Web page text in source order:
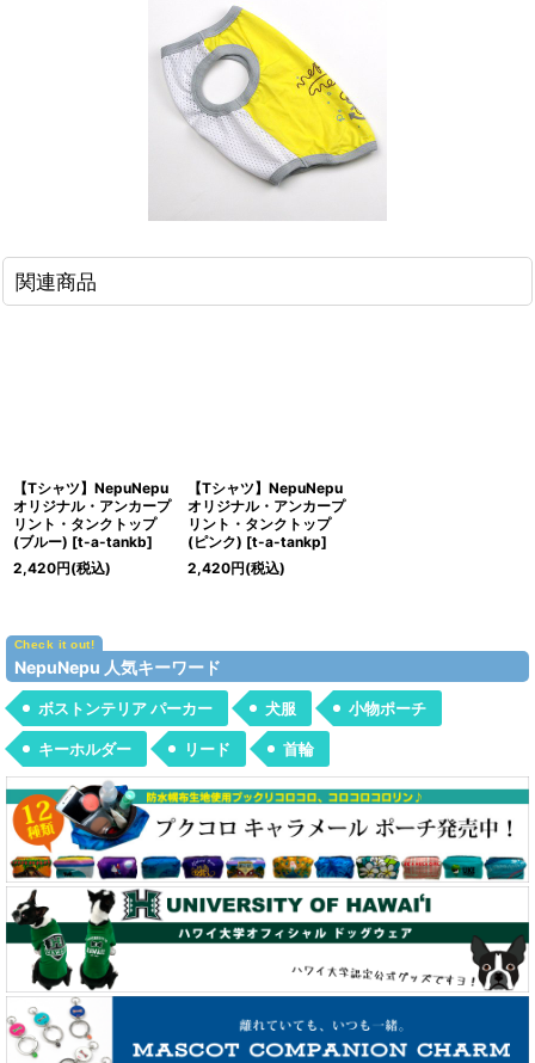
関連商品
【Tシャツ】NepuNepu
オリジナル・アンカープ
リント・タンクトップ
(ブルー) [t-a-tankb]
2,420円(税込)
【Tシャツ】NepuNepu
オリジナル・アンカープ
リント・タンクトップ
(ピンク) [t-a-tankp]
2,420円(税込)
NepuNepu 人気キーワード
ボストンテリア パーカー 犬服 小物ポーチ
キーホルダー リード 首輪